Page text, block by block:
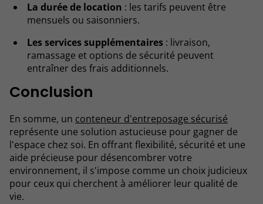
La durée de location : les tarifs peuvent être
mensuels ou saisonniers.
Les services supplémentaires: livraison,
ramassage et options de sécurité peuvent
entraîner des frais additionnels.
Conclusion
En somme, un conteneur d'entreposage sécurisé
représente une solution astucieuse pour gagner de
l'espace chez soi. En offrant flexibilité, sécurité et une
aide précieuse pour désencombrer votre
environnement, il s'impose comme un choix judicieux
pour ceux qui cherchent à améliorer leur qualité de
vie.